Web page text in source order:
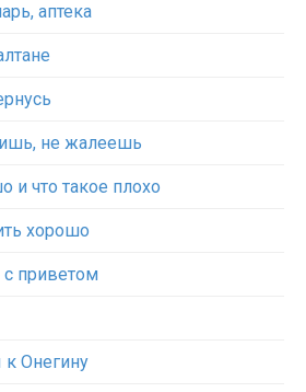
аптека
не жалеешь
и что такое плохо
хорошо
приветом
Онегину